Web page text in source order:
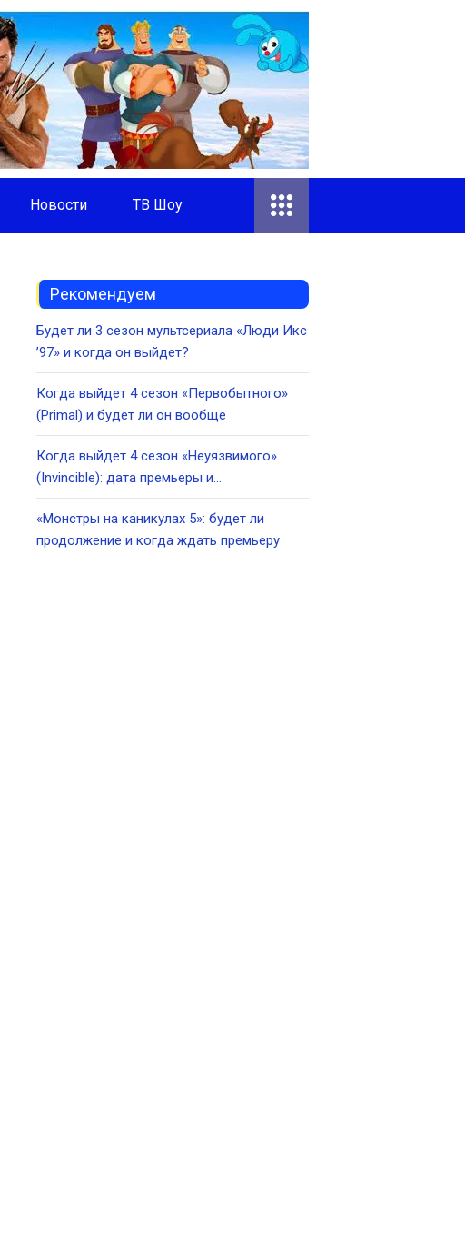
Новости ТВ Шоу
Рекомендуем
Будет ли 3 сезон мультсериала «Люди Икс
’97» и когда он выйдет?
Когда выйдет 4 сезон «Первобытного»
(Primal) и будет ли он вообще
Когда выйдет 4 сезон «Неуязвимого»
(Invincible): дата премьеры и…
«Монстры на каникулах 5»: будет ли
продолжение и когда ждать премьеру